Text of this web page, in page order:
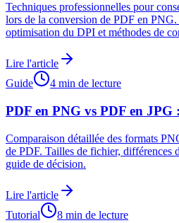
Techniques professionnelles pour
lors de la conversion de PDF en PNG.
optimisation du DPI et méthodes de
Lire l'article
Guide
4 min de lecture
PDF en PNG vs PDF en
Comparaison détaillée des formats
de PDF. Tailles de fichier, différences
guide de décision.
Lire l'article
Tutorial
8 min de lecture